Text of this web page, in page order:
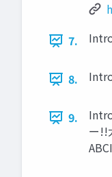
7.
8.
9.
ー!!